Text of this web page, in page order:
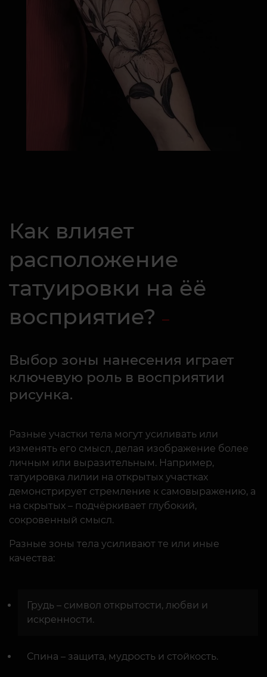
Как влияет
расположение
татуировки на ёё
восприятие?
Выбор зоны нанесения играет
ключевую роль в восприятии
рисунка.
Разные участки тела могут усиливать или
изменять его смысл, делая изображение более
личным или выразительным. Например,
татуировка лилии на открытых участках
демонстрирует стремление к самовыражению, а
на скрытых – подчёркивает глубокий,
сокровенный смысл.
Разные зоны тела усиливают те или иные
качества:
Грудь – символ открытости, любви и
искренности.
Спина – защита, мудрость и стойкость.